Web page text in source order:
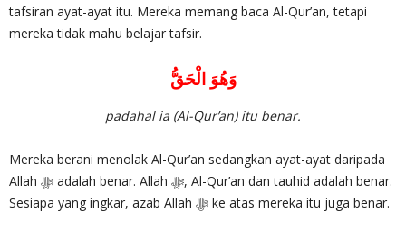
tafsiran ayat-ayat itu. Mereka memang baca Al-Qur’an, tetapi
mereka tidak mahu belajar tafsir.
وَهُوَ الْحَقُّ
padahal ia (Al-Qur’an) itu benar.
Mereka berani menolak Al-Qur’an sedangkan ayat-ayat daripada
Allah ‎ﷻ adalah benar. Allah ‎ﷻ, Al-Qur’an dan tauhid adalah benar.
Sesiapa yang ingkar, azab Allah ‎ﷻ ke atas mereka itu juga benar.